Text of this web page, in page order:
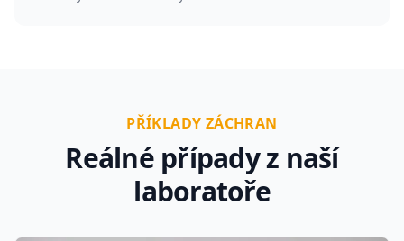
PŘÍKLADY ZÁCHRAN
Reálné případy z naší
laboratoře